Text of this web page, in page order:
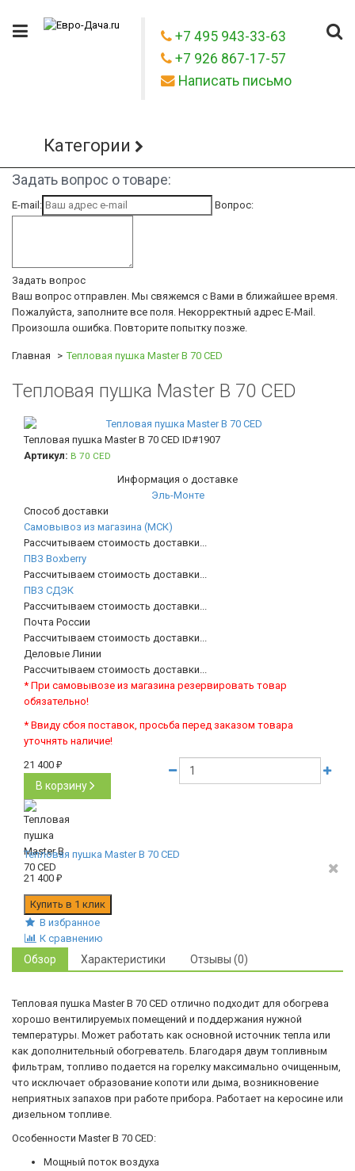
+7 495 943-33-63
+7 926 867-17-57
Написать письмо
Категории
Задать вопрос о товаре:
E-mail: Вопрос:
Задать вопрос
Ваш вопрос отправлен. Мы свяжемся с Вами в ближайшее время.
Пожалуйста, заполните все поля. Некорректный адрес E-Mail.
Произошла ошибка. Повторите попытку позже.
Главная Тепловая пушка Master B 70 CED
Тепловая пушка Master B 70 CED
Тепловая пушка Master B 70 CED ID#1907
Артикул: B 70 CED
Информация о доставке
Эль-Монте
Способ доставки
Самовывоз из магазина (МСК)
Рассчитываем стоимость доставки...
ПВЗ Boxberry
Рассчитываем стоимость доставки...
ПВЗ СДЭК
Рассчитываем стоимость доставки...
Почта России
Рассчитываем стоимость доставки...
Деловые Линии
Рассчитываем стоимость доставки...
* При самовывозе из магазина резервировать товар
обязательно!
* Ввиду сбоя поставок, просьба перед заказом товара
уточнять наличие!
21 400 ₽
В корзину
Тепловая пушка Master B 70 CED
21 400 ₽
В избранное
К сравнению
Обзор Характеристики Отзывы (0)
Тепловая пушка Master B 70 CED отлично подходит для обогрева
хорошо вентилируемых помещений и поддержания нужной
температуры. Может работать как основной источник тепла или
как дополнительный обогреватель. Благодаря двум топливным
фильтрам, топливо подается на горелку максимально очищенным,
что исключает образование копоти или дыма, возникновение
неприятных запахов при работе прибора. Работает на керосине или
дизельном топливе.
Особенности Master B 70 CED:
Мощный поток воздуха